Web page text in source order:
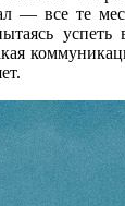
— все те